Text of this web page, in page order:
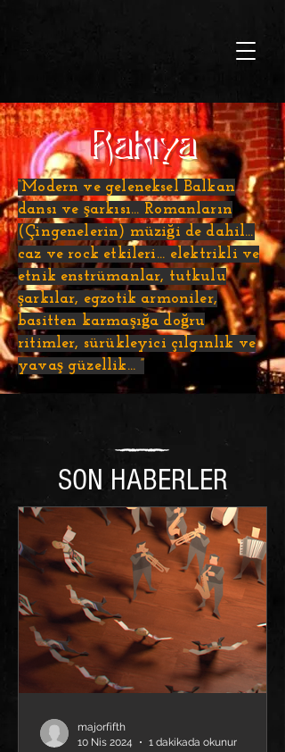
Rakıya
“Modern ve geleneksel Balkan
dansı ve şarkısı… Romanların
(Çingenelerin) müziği de dahil…
caz ve rock etkileri… elektrikli ve
etnik enstrümanlar, tutkulu
şarkılar, egzotik armoniler,
basitten karmaşığa doğru
ritimler, sürükleyici çılgınlık ve
yavaş güzellik… ”
SON HABERLER
majorfifth
10 Nis 2024
1 dakikada okunur